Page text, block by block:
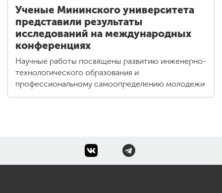
Ученые Мининского университета
представили результаты
исследований на международных
конференциях
Научные работы посвящены развитию инженерно-
технологического образования и
профессиональному самоопределению молодежи